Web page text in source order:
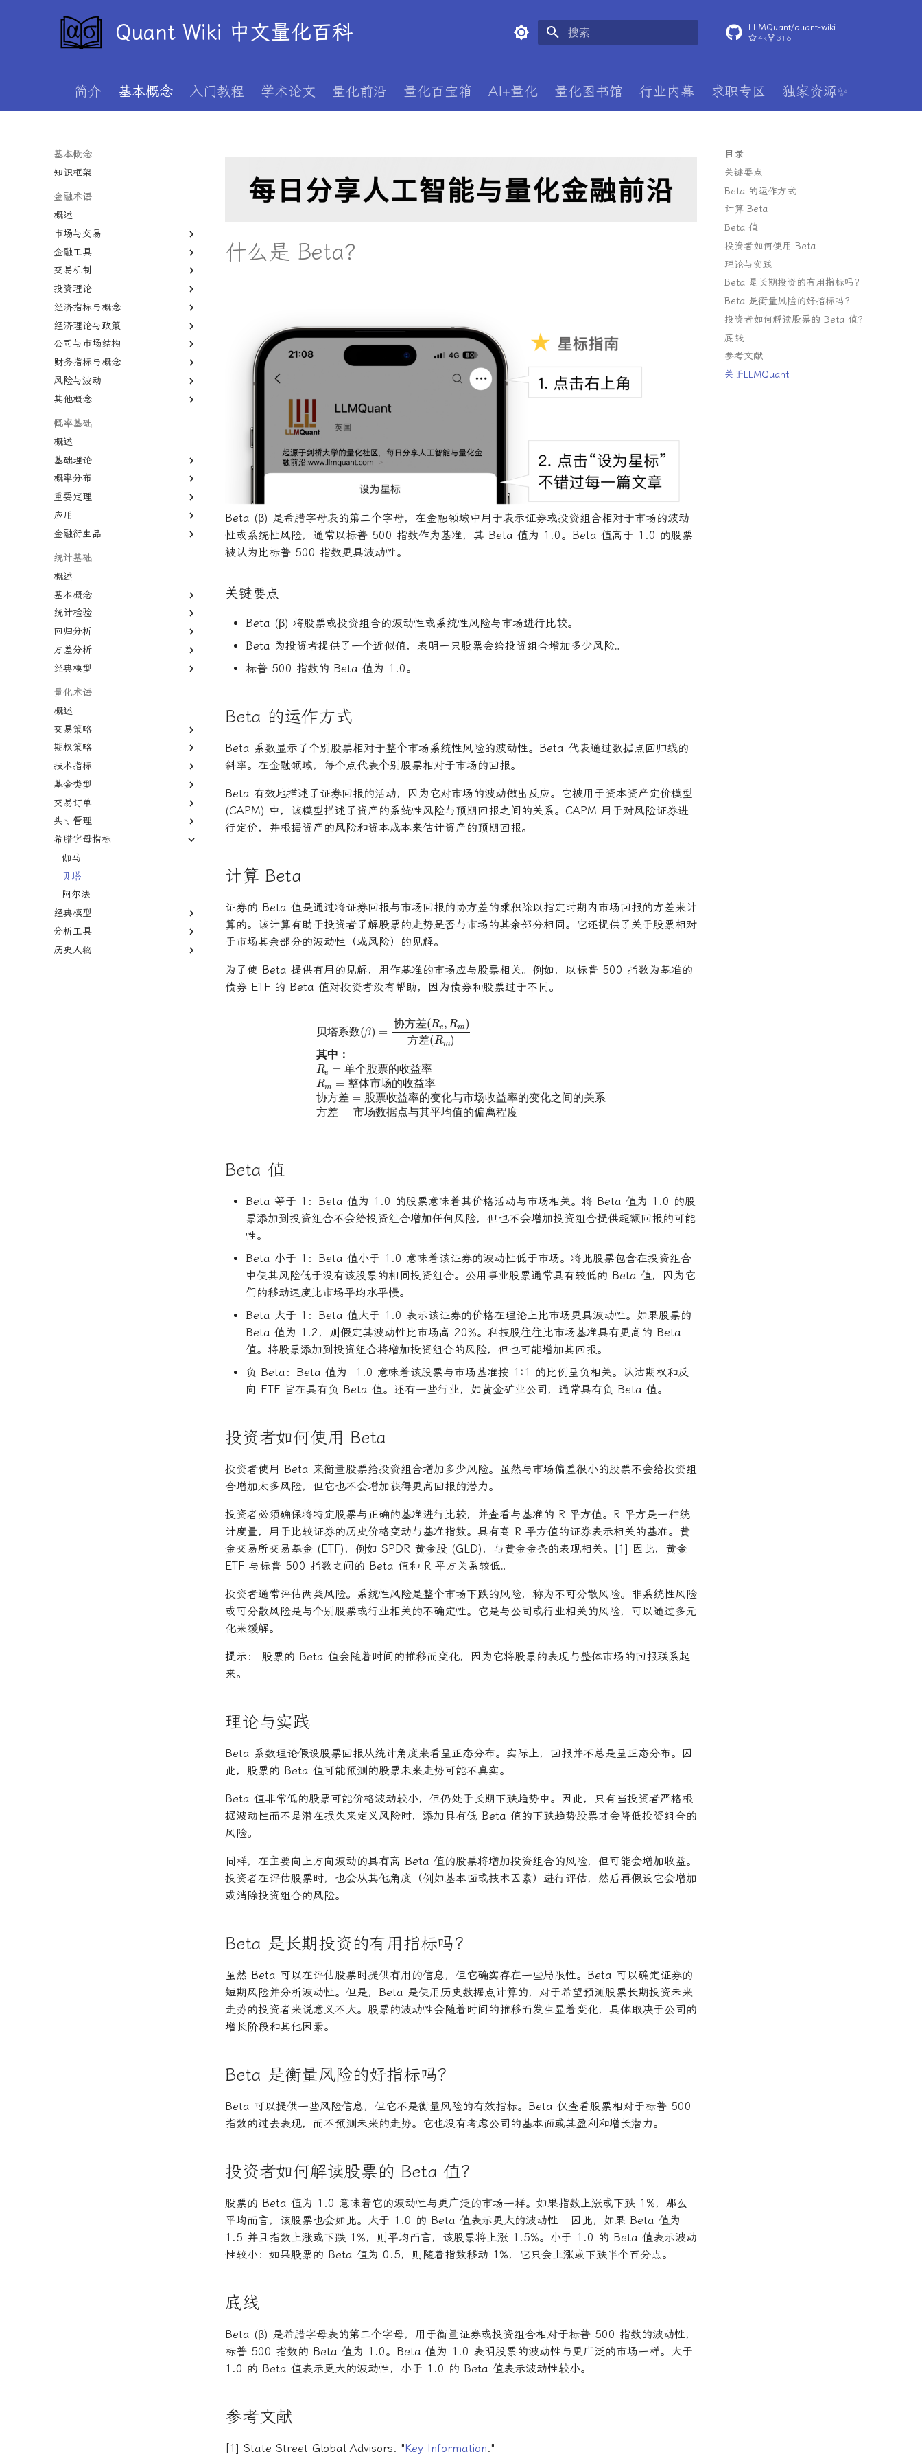
Quant Wiki 中文量化百科 LLMQuant/quant-wiki
4k 316
简介 基本概念 入门教程 学术论文 量化前沿 量化百宝箱 AI+量化 量化图书馆 行业内幕 求职专区 独家资源✨
基本概念
知识框架
金融术语
概述
市场与交易
一级市场
二级市场
债券市场
外汇市场
外汇
股市
熊市
牛市
纳斯达克
金融工具
股权
期货
期权
二元期权
卖出期权
VIX期权
债券
债券
国债
国库券
可转换债券
证券
衍生品
标的资产
固定收益
远期价格
远期合同
交易机制
T+1
保证金
保证金交易
交易商
卖空
首次公开募股
报价
首席经纪业务
投资理论
价值投资
被动投资
多因子模型
有效市场假说
风险投资
对冲
经济指标与概念
国内生产总值
国民生产总值
生产者价格指数
通货膨胀
恶性通胀
失业
经济增长
商业周期
大萧条
房地产泡沫
利率
联邦基金利率
经济理论与政策
宏观经济学
凯恩斯经济学
新自由主义
资本主义
自由市场
自由贸易
公开市场操作
货币政策
关税
贸易逆差
量化宽松
公司与市场结构
股份公司
有限合伙
寡头垄断
规模经济
知识经济
债务重组
合并与收购
杠杆收购
经济订货量
长期资本管理公司
财务指标与概念
市盈率
股息
股权稀释
毛利率
贴现率
年金表
收益率倒挂
AAA信用评级
CAPE比率
变化率
基准年
增长曲线
增长率
复利
复合年增长率
年回报率
年金未来价值
现值
资产负债表
资本化
边际收益
面值
风险与波动
杠杆
杠杆率
无杠杆Beta
波动性
流动性
CBOE波动率指数
其他概念
二八法则
基尼系数
菲利普斯曲线
比较优势
绝对优势
汇率
货币流通速度
概率基础
概述
基础理论
条件概率
联合概率
贝叶斯定理
相关性
相关系数
概率分布
概率分布
正态分布
均匀分布
重要定理
大数法则
中心极限定理
经验法则
应用
蒙特卡罗模拟
系统抽样
变异系数
金融衍生品
衍生品
统计基础
概述
基本概念
期望值
协方差
相关系数
线性关系
非线性
自相关
多重共线性
统计检验
P值
Z值
Z检验
T检验
假设检验
统计显著性
卡方统计量
置信区间
回归分析
回归分析
R平方
决定系数
多元线性回归
最小二乘法
变量膨胀因子
方差分析
方差分析
经典模型
默顿模型
量化术语
概述
交易策略
趋势交易
动量投资
因子投资
高频交易
均值回归
套利者
市场中性
货币套利交易
新闻交易者
期权策略
德尔塔对冲
伽马对冲
波动率套利
德尔塔中性
伽玛中性
看跌期权
跨式期权
空头看涨价差
波动率微笑
技术指标
移动平均线
简单移动平均线
指数移动平均线
相对强弱指数
费舍尔变换指标
双顶
黄金交叉
基金类型
多空基金
多空股权
交易订单
市价单
限价单
限价单簿
立即执行或取消订单
限时订单
头寸管理
空头头寸
逼空
希腊字母指标
伽马
贝塔
阿尔法
经典模型
资本资产定价模型
Fama-French三因子模型
分析工具
回测
历史人物
目录
关键要点
Beta 的运作方式
计算 Beta
Beta 值
投资者如何使用 Beta
理论与实践
Beta 是长期投资的有用指标吗？
Beta 是衡量风险的好指标吗？
投资者如何解读股票的 Beta 值？
底线
参考文献
关于LLMQuant
什么是 Beta？
Beta (β) 是希腊字母表的第二个字母，在金融领域中用于表示证券或投资组合相对于市场的波动
性或系统性风险，通常以标普 500 指数作为基准，其 Beta 值为 1.0。Beta 值高于 1.0 的股票
被认为比标普 500 指数更具波动性。
关键要点
Beta (β) 将股票或投资组合的波动性或系统性风险与市场进行比较。
Beta 为投资者提供了一个近似值，表明一只股票会给投资组合增加多少风险。
标普 500 指数的 Beta 值为 1.0。
Beta 的运作方式
Beta 系数显示了个别股票相对于整个市场系统性风险的波动性。Beta 代表通过数据点回归线的
斜率。在金融领域，每个点代表个别股票相对于市场的回报。
Beta 有效地描述了证券回报的活动，因为它对市场的波动做出反应。它被用于资本资产定价模型
(CAPM) 中，该模型描述了资产的系统性风险与预期回报之间的关系。CAPM 用于对风险证券进
行定价，并根据资产的风险和资本成本来估计资产的预期回报。
计算 Beta
证券的 Beta 值是通过将证券回报与市场回报的协方差的乘积除以指定时期内市场回报的方差来计
算的。该计算有助于投资者了解股票的走势是否与市场的其余部分相同。它还提供了关于股票相对
于市场其余部分的波动性（或风险）的见解。
为了使 Beta 提供有用的见解，用作基准的市场应与股票相关。例如，以标普 500 指数为基准的
债券 ETF 的 Beta 值对投资者没有帮助，因为债券和股票过于不同。
贝 塔 系数
协 方 差
方差
其中 ：
单个 股 票 的 收益率
整 体市 场 的 收益率
协 方 差 股票 收益率 的 变 化 与 市场 收益率 的 变 化之 间 的 关系
方 差 市场数 据 点 与其 平均 值 的 偏 离程 度
贝塔 系 数
协方差
益
方差 股票收益 率 的 变 化 与 市 场 收 率
方差(Rm)其中：
股票收益率的变化与市场收益率的变化之间的关系
市场数据点与其平均值的偏离程度
Beta 值
Beta 等于 1：Beta 值为 1.0 的股票意味着其价格活动与市场相关。将 Beta 值为 1.0 的股
票添加到投资组合不会给投资组合增加任何风险，但也不会增加投资组合提供超额回报的可能
性。
Beta 小于 1：Beta 值小于 1.0 意味着该证券的波动性低于市场。将此股票包含在投资组合
中使其风险低于没有该股票的相同投资组合。公用事业股票通常具有较低的 Beta 值，因为它
们的移动速度比市场平均水平慢。
Beta 大于 1：Beta 值大于 1.0 表示该证券的价格在理论上比市场更具波动性。如果股票的
Beta 值为 1.2，则假定其波动性比市场高 20%。科技股往往比市场基准具有更高的 Beta
值。将股票添加到投资组合将增加投资组合的风险，但也可能增加其回报。
负 Beta：Beta 值为 -1.0 意味着该股票与市场基准按 1:1 的比例呈负相关。认沽期权和反
向 ETF 旨在具有负 Beta 值。还有一些行业，如黄金矿业公司，通常具有负 Beta 值。
投资者如何使用 Beta
投资者使用 Beta 来衡量股票给投资组合增加多少风险。虽然与市场偏差很小的股票不会给投资组
合增加太多风险，但它也不会增加获得更高回报的潜力。
投资者必须确保将特定股票与正确的基准进行比较，并查看与基准的 R 平方值。R 平方是一种统
计度量，用于比较证券的历史价格变动与基准指数。具有高 R 平方值的证券表示相关的基准。黄
金交易所交易基金 (ETF)，例如 SPDR 黄金股 (GLD)，与黄金金条的表现相关。[1] 因此，黄金
ETF 与标普 500 指数之间的 Beta 值和 R 平方关系较低。
投资者通常评估两类风险。系统性风险是整个市场下跌的风险，称为不可分散风险。非系统性风险
或可分散风险是与个别股票或行业相关的不确定性。它是与公司或行业相关的风险，可以通过多元
化来缓解。
提示：
股票的 Beta 值会随着时间的推移而变化，因为它将股票的表现与整体市场的回报联系起
来。
理论与实践
Beta 系数理论假设股票回报从统计角度来看呈正态分布。实际上，回报并不总是呈正态分布。因
此，股票的 Beta 值可能预测的股票未来走势可能不真实。
Beta 值非常低的股票可能价格波动较小，但仍处于长期下跌趋势中。因此，只有当投资者严格根
据波动性而不是潜在损失来定义风险时，添加具有低 Beta 值的下跌趋势股票才会降低投资组合的
风险。
同样，在主要向上方向波动的具有高 Beta 值的股票将增加投资组合的风险，但可能会增加收益。
投资者在评估股票时，也会从其他角度（例如基本面或技术因素）进行评估，然后再假设它会增加
或消除投资组合的风险。
Beta 是长期投资的有用指标吗？
虽然 Beta 可以在评估股票时提供有用的信息，但它确实存在一些局限性。Beta 可以确定证券的
短期风险并分析波动性。但是，Beta 是使用历史数据点计算的，对于希望预测股票长期投资未来
走势的投资者来说意义不大。股票的波动性会随着时间的推移而发生显着变化，具体取决于公司的
增长阶段和其他因素。
Beta 是衡量风险的好指标吗？
Beta 可以提供一些风险信息，但它不是衡量风险的有效指标。Beta 仅查看股票相对于标普 500
指数的过去表现，而不预测未来的走势。它也没有考虑公司的基本面或其盈利和增长潜力。
投资者如何解读股票的 Beta 值？
股票的 Beta 值为 1.0 意味着它的波动性与更广泛的市场一样。如果指数上涨或下跌 1%，那么
平均而言，该股票也会如此。大于 1.0 的 Beta 值表示更大的波动性 - 因此，如果 Beta 值为
1.5 并且指数上涨或下跌 1%，则平均而言，该股票将上涨 1.5%。小于 1.0 的 Beta 值表示波动
性较小：如果股票的 Beta 值为 0.5，则随着指数移动 1%，它只会上涨或下跌半个百分点。
底线
Beta (β) 是希腊字母表的第二个字母，用于衡量证券或投资组合相对于标普 500 指数的波动性，
标普 500 指数的 Beta 值为 1.0。Beta 值为 1.0 表明股票的波动性与更广泛的市场一样。大于
1.0 的 Beta 值表示更大的波动性，小于 1.0 的 Beta 值表示波动性较小。
参考文献
[1] State Street Global Advisors. "Key Information."